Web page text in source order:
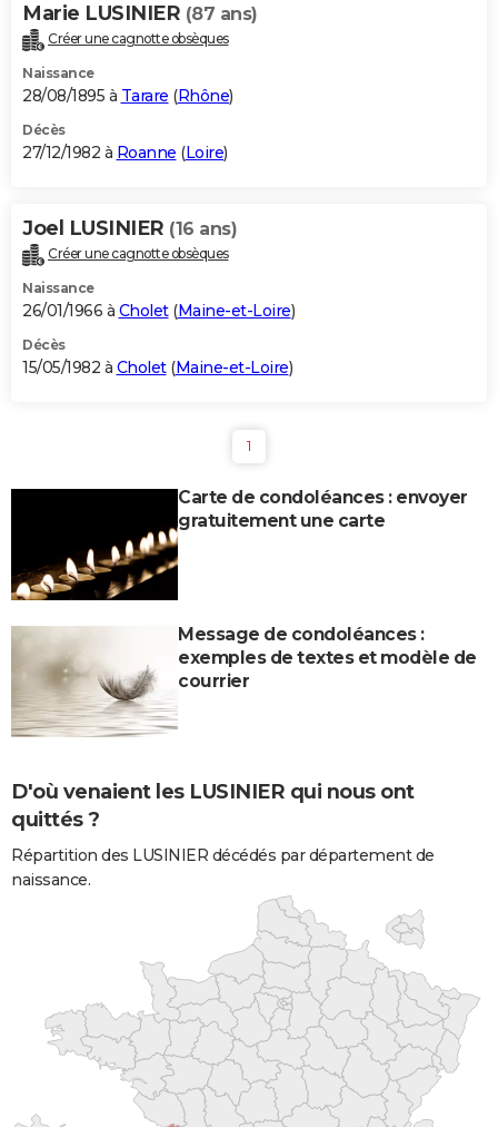
Marie LUSINIER (87 ans)
Créer une cagnotte obsèques
Naissance
28/08/1895 à Tarare (Rhône)
Décès
27/12/1982 à Roanne (Loire)
Joel LUSINIER (16 ans)
Créer une cagnotte obsèques
Naissance
26/01/1966 à Cholet(Maine-et-Loire)
Décès
15/05/1982 à Cholet(Maine-et-Loire)
1
Carte de condoléances : envoyer
gratuitement une carte
Message de condoléances :
exemples de textes et modèle de
courrier
D'où venaient les LUSINIER qui nous ont
quittés ?
Répartition des LUSINIER décédés par département de
naissance.